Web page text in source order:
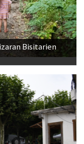
Bisitarien